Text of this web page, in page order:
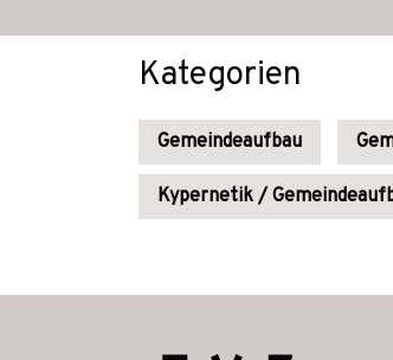
Kategorien
Gemeindeaufbau
Kypernetik /